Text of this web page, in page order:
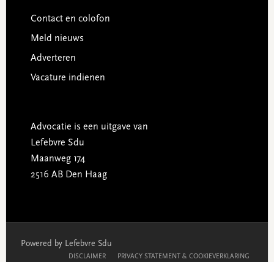
Contact en colofon
Meld nieuws
Adverteren
Vacature indienen
Advocatie is een uitgave van
Lefebvre Sdu
Maanweg 174
2516 AB Den Haag
Powered by Lefebvre Sdu
DISCLAIMER PRIVACY STATEMENT & COOKIEVERKLARING